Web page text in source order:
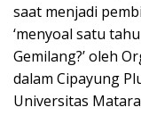
saat menjadi
‘menyoal satu
Gemilang?’ oleh
dalam Cipayung
Universitas